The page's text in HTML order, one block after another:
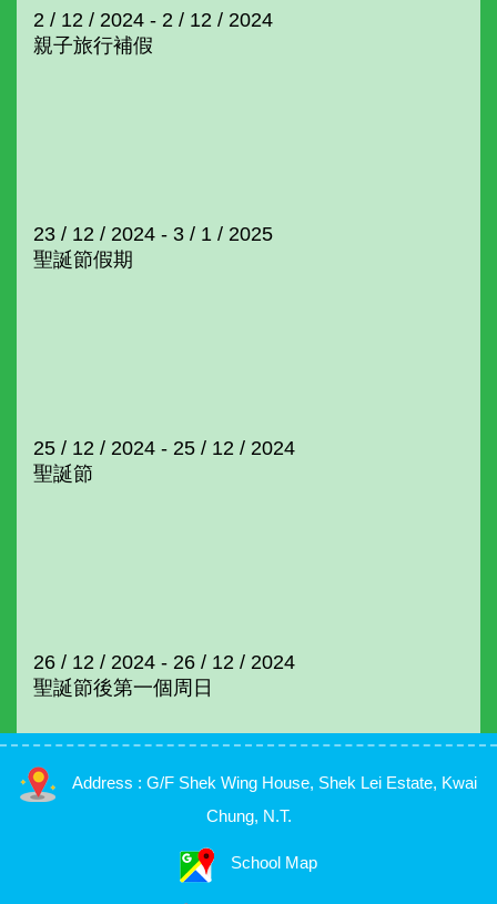
2 / 12 / 2024 - 2 / 12 / 2024
親子旅行補假
23 / 12 / 2024 - 3 / 1 / 2025
聖誕節假期
25 / 12 / 2024 - 25 / 12 / 2024
聖誕節
26 / 12 / 2024 - 26 / 12 / 2024
聖誕節後第一個周日
Address : G/F Shek Wing House, Shek Lei Estate, Kwai
Chung, N.T.
School Map